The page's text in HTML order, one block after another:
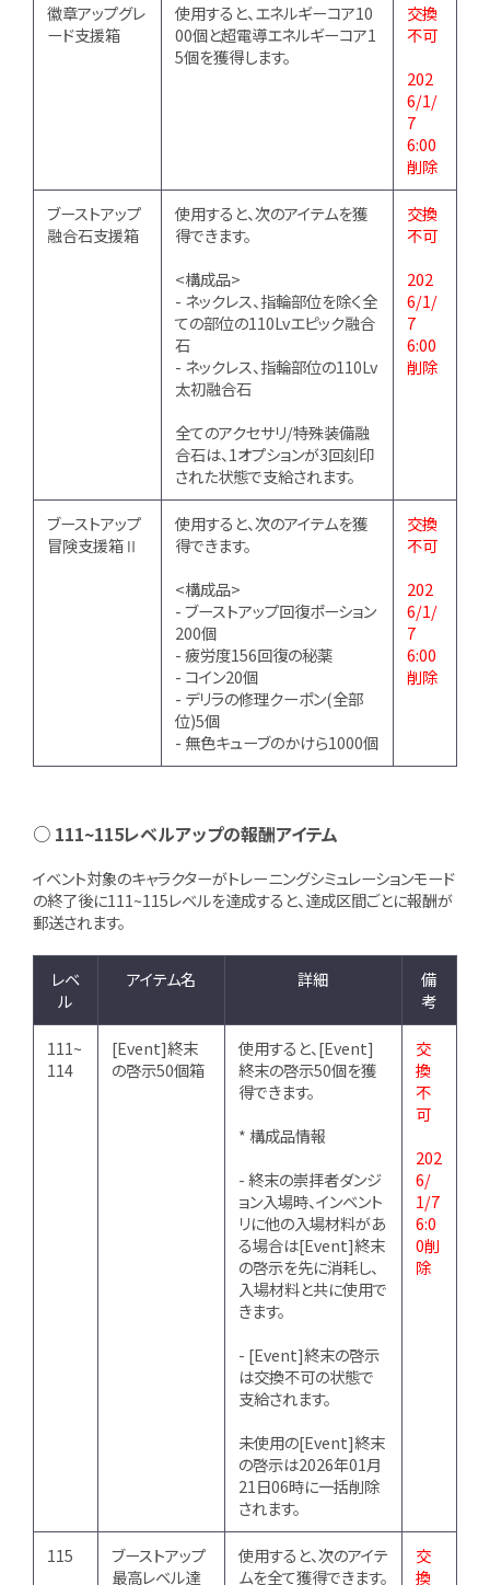
徽章アップグレ
ード支援箱
使用すると、エネルギーコア10
00個と超電導エネルギーコア1
5個を獲得します。
交換
不可
202
6/1/
7
6:00
削除
ブーストアップ
融合石支援箱
使用すると、次のアイテムを獲
得できます。
<構成品>
- ネックレス、指輪部位を除く全
ての部位の110Lvエピック融合
石
- ネックレス、指輪部位の110Lv
太初融合石
全てのアクセサリ/特殊装備融
合石は、1オプションが3回刻印
された状態で支給されます。
交換
不可
202
6/1/
7
6:00
削除
ブーストアップ
冒険支援箱Ⅱ
使用すると、次のアイテムを獲
得できます。
<構成品>
- ブーストアップ回復ポーション
200個
- 疲労度156回復の秘薬
- コイン20個
- デリラの修理クーポン(全部
位)5個
- 無色キューブのかけら1000個
交換
不可
202
6/1/
7
6:00
削除
○ 111~115レベルアップの報酬アイテム
イベント対象のキャラクターがトレーニングシミュレーションモード
の終了後に111~115レベルを達成すると、達成区間ごとに報酬が
郵送されます。
レベ
ル
アイテム名 詳細
備
考
111~
114
[Event]終末
の啓示50個箱
使用すると、[Event]
終末の啓示50個を獲
得できます。
* 構成品情報
- 終末の崇拝者ダンジ
ョン入場時、インベント
リに他の入場材料があ
る場合は[Event]終末
の啓示を先に消耗し、
入場材料と共に使用で
きます。
- [Event]終末の啓示
は交換不可の状態で
支給されます。
未使用の[Event]終末
の啓示は2026年01月
21日06時に一括削除
されます。
交
換
不
可
202
6/
1/7
6:0
0削
除
115
ブーストアップ
最高レベル達
使用すると、次のアイテ
ムを全て獲得できます。
交
換